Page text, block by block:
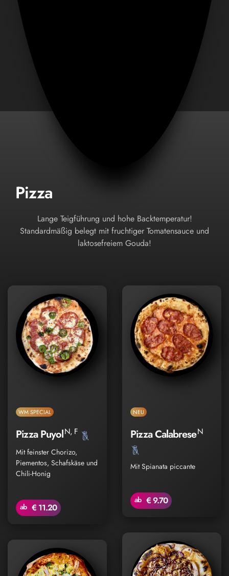
Pizza
Lange Teigführung und hohe Backtemperatur!
Standardmäßig belegt mit fruchtiger Tomatensauce und
laktosefreiem Gouda!
WM SPECIAL
Pizza PuyolN, F
Mit feinster Chorizo,
Piementos, Schafskäse und
Chili-Honig
ab € 11.20
NEU
Pizza CalabreseN
Mit Spianata piccante
ab € 9.70